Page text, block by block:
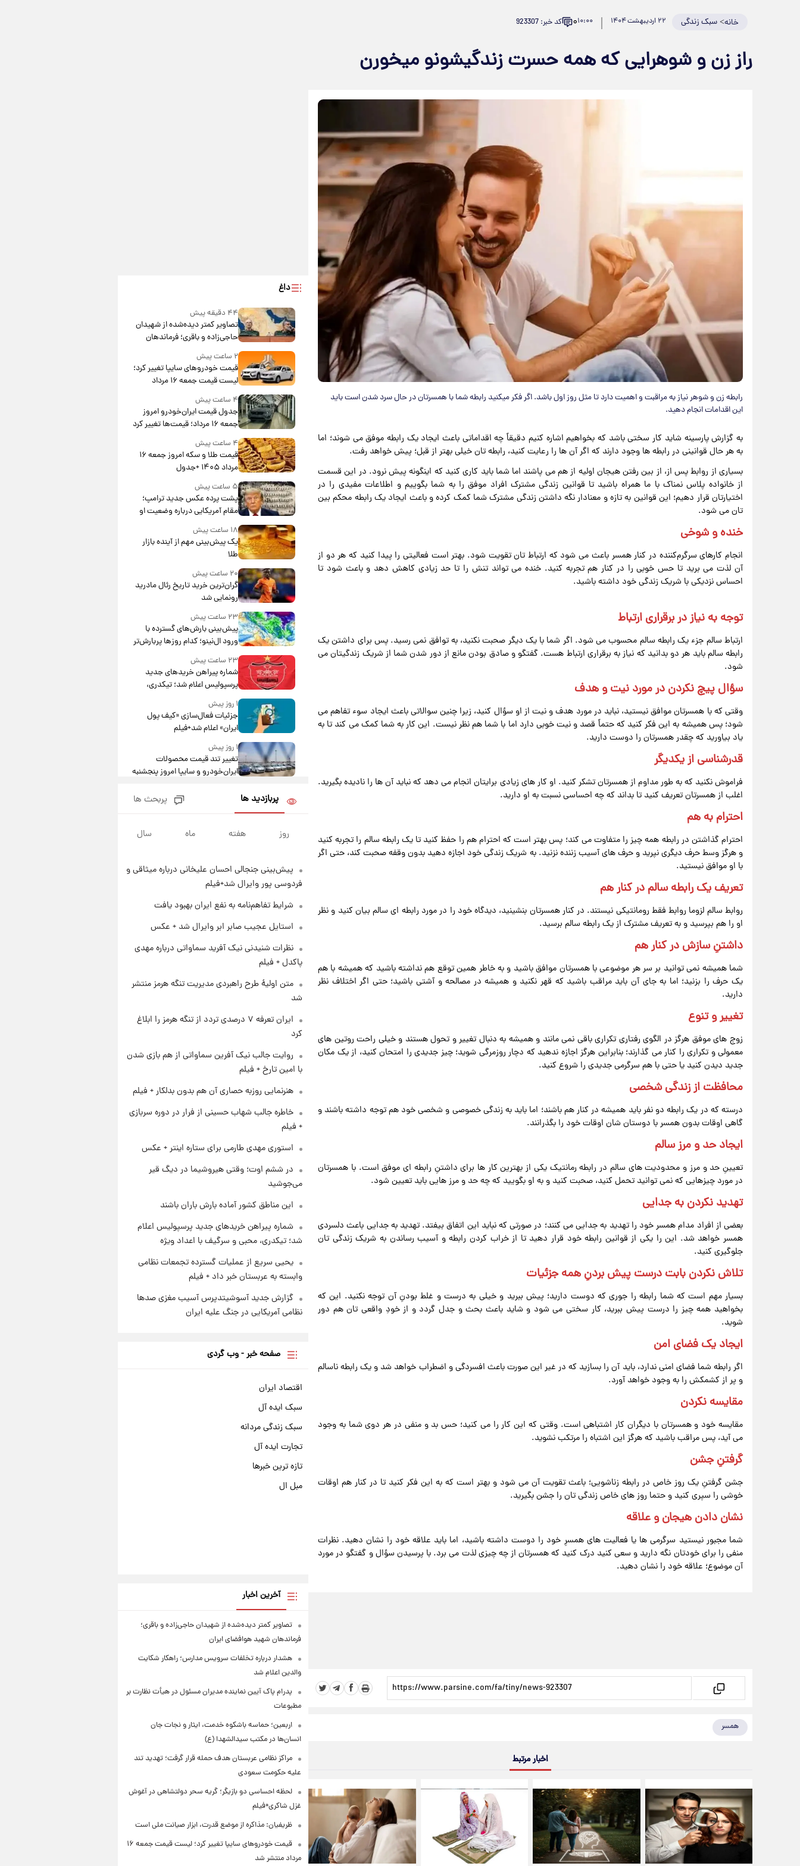
خانه>سبک زندگی ۲۲ اردیبهشت ۱۴۰۴ ۱۰:۰۰۰ کد خبر: 923307
راز زن و شوهرایی که همه حسرت زندگیشونو میخورن
رابطه زن و شوهر نیاز به مراقبت و اهمیت دارد تا مثل روز اول باشد. اگر فکر میکنید رابطه شما با همسرتان در حال سرد شدن است باید
این اقدامات انجام دهید.
به گزارش پارسینه شاید کار سختی باشد که بخواهیم اشاره کنیم دقیقاً چه اقداماتی باعث ایجاد یک رابطه موفق می شوند؛ اما
به هر حال قوانینی در رابطه ها وجود دارند که اگر آن ها را رعایت کنید، رابطه‌ تان خیلی بهتر از قبل؛ پیش خواهد رفت.
بسیاری از روابط پس از، از بین رفتن هیجان اولیه از هم می پاشند اما شما باید کاری کنید که اینگونه پیش نرود. در این قسمت
از خانواده پلاس نمناک با ما همراه باشید تا قوانین زندگی مشترک افراد موفق را به شما بگوییم و اطلاعات مفیدی را در
اختیارتان قرار دهیم؛ این قوانین به تازه و معنادار نگه داشتن زندگی مشترک شما کمک کرده و باعث ایجاد یک رابطه محکم بین
تان می شود.
خنده و شوخی
انجام کارهای سرگرم‌کننده در کنار همسر باعث می شود که ارتباط تان تقویت شود. بهتر است فعالیتی را پیدا کنید که هر دو از
آن لذت می برید تا حس خوبی را در کنار هم تجربه کنید. خنده می تواند تنش را تا حد زیادی کاهش دهد و باعث شود تا
احساس نزدیکی با شریک زندگی خود داشته باشید.
توجه به نیاز در برقراری ارتباط
ارتباط سالم جزء یک رابطه سالم محسوب می‌ شود. اگر شما با یک دیگر صحبت نکنید، به توافق نمی رسید. پس برای داشتن یک
رابطه سالم باید هر دو بدانید که نیاز به برقراری ارتباط هست. گفتگو و صادق بودن مانع از دور شدن شما از شریک زندگیتان می
شود.
سؤال پیچ نکردن در مورد نیت و هدف
وقتی که با همسرتان موافق نیستید، نباید در مورد هدف و نیت از او سؤال کنید، زیرا چنین سوالاتی باعث ایجاد سوء تفاهم می
شود؛ پس همیشه به این فکر کنید که حتماً قصد و نیت خوبی دارد اما با شما هم نظر نیست. این کار به شما کمک می کند تا به
یاد بیاورید که چقدر همسرتان را دوست دارید.
قدرشناسی از یکدیگر
فراموش نکنید که به طور مداوم از همسرتان تشکر کنید. او کار های زیادی برایتان انجام می ‌دهد که نباید آن ها را نادیده بگیرید.
اغلب از همسرتان تعریف کنید تا بداند که چه احساسی نسبت به او دارید.
احترام به هم
احترام گذاشتن در رابطه همه چیز را متفاوت می‌ کند؛ پس بهتر است که احترام هم را حفظ کنید تا یک رابطه سالم را تجربه کنید
و هرگز وسط حرف دیگری نپرید و حرف های آسیب‌ زننده نزنید. به شریک زندگی خود اجازه دهید بدون وقفه صحبت کند، حتی اگر
با او موافق نیستید.
تعریف یک رابطه سالم در کنار هم
روابط سالم لزوما روابط فقط رومانتیکی نیستند. در کنار همسرتان بنشینید، دیدگاه خود را در مورد رابطه ای سالم بیان کنید و نظر
او را هم بپرسید و به تعریف مشترک از یک رابطه سالم برسید.
داشتنِ سازش در کنار هم
شما همیشه نمی توانید بر سر هر موضوعی با همسرتان موافق باشید و به خاطر همین توقع هم نداشته باشید که همیشه با هم
یک حرف را بزنید؛ اما به جای آن باید مراقب باشید که قهر نکنید و همیشه در مصالحه و آشتی باشید؛ حتی اگر اختلاف نظر
دارید.
تغییر و تنوع
زوج های موفق هرگز در الگوی رفتاری تکراری باقی نمی مانند و همیشه به دنبال تغییر و تحول هستند و خیلی راحت روتین های
معمولی و تکراری را کنار می گذارند؛ بنابراین هرگز اجازه ندهید که دچار روزمرگی شوید؛ چیز جدیدی را امتحان کنید، از یک مکان
جدید دیدن کنید یا حتی با هم سرگرمی جدیدی را شروع کنید.
محافظت از زندگی شخصی
درسته که در یک رابطه دو نفر باید همیشه در کنار هم باشند؛ اما باید به زندگی خصوصی و شخصی خود هم توجه داشته باشند و
گاهی اوقات بدون همسر با دوستان شان اوقات خود را بگذرانند.
ایجاد حد و مرز سالم
تعیینِ حد و مرز و محدودیت های سالم‌ در رابطه رمانتیک یکی از بهترین کار ها برای داشتنِ رابطه ای موفق است. با همسرتان
در مورد چیزهایی که نمی توانید تحمل کنید، صحبت کنید و به او بگویید که چه حد و مرز هایی باید تعیین شود.
تهدید نکردن به جدایی
بعضی از افراد مدام همسر خود را تهدید به جدایی می کنند؛ در صورتی که نباید این اتفاق بیفتد. تهدید به جدایی باعث دلسردی
همسر خواهد شد. این را یکی از قوانین رابطه خود قرار دهید تا از خراب کردن رابطه و آسیب رساندن به شریک زندگی تان
جلوگیری کنید.
تلاش نکردن بابت درست پیش بردنِ همه جزئیات
بسیار مهم است که شما رابطه را جوری که دوست دارید؛ پیش ببرید و خیلی به درست و غلط بودنِ آن توجه نکنید. این که
بخواهید همه چیز را درست پیش ببرید، کار سختی می شود و شاید باعث بحث و جدل گردد و از خودِ واقعی تان هم دور
شوید.
ایجاد یک فضای امن
اگر رابطه شما فضای امنی ندارد، باید آن را بسازید که در غیر این صورت باعث افسردگی و اضطراب خواهد شد و یک رابطه ناسالم
و پر از کشمکش را به وجود خواهد آورد.
مقایسه نکردن
مقایسه خود و همسرتان با دیگران کار اشتباهی است. وقتی که این کار را می‌ کنید؛ حس بد و منفی در هر دوی شما به وجود
می آید، پس مراقب باشید که هرگز این اشتباه را مرتکب نشوید.
گرفتنِ جشن
جشن گرفتنِ یک روز خاص در رابطه زناشویی؛ باعث تقویت آن می‌ شود و بهتر است که به این فکر کنید تا در کنار هم اوقات
خوشی را سپری کنید و حتما روز های خاص زندگی تان را جشن بگیرید.
نشان دادن هیجان و علاقه
شما مجبور نیستید سرگرمی ها یا فعالیت های همسرِ خود را دوست داشته باشید، اما باید علاقه خود را نشان دهید. نظرات
منفی را برای خودتان نگه دارید و سعی کنید درک کنید که همسرتان از چه چیزی لذت می برد. با پرسیدن سؤال و گفتگو در مورد
آن موضوع؛ علاقه خود را نشان دهید.
همسر
اخبار مرتبط
داغ
۴۴ دقیقه پیش
تصاویر کمتر دیده‌شده از شهیدان
حاجی‌زاده و باقری؛ فرماندهان
۲ ساعت پیش
قیمت خودروهای سایپا تغییر کرد؛
لیست قیمت جمعه ۱۶ مرداد
منتشر شد
۴ ساعت پیش
جدول قیمت ایران‌خودرو امروز
جمعه ۱۶ مرداد؛ قیمت‌ها تغییر کرد
۴ ساعت پیش
قیمت طلا و سکه امروز جمعه ۱۶
مرداد ۱۴۰۵ +جدول
۵ ساعت پیش
پشت پرده عکس جدید ترامپ؛
مقام آمریکایی درباره وضعیت او
چه گفت؟
۱۸ ساعت پیش
یک پیش‌بینی مهم از آینده بازار
طلا
۲۰ ساعت پیش
گران‌ترین خرید تاریخ رئال مادرید
رونمایی شد
۲۳ ساعت پیش
پیش‌بینی بارش‌های گسترده با
ورود ال‌نینو؛ کدام روزها پربارش‌تر
۲۳ ساعت پیش
شماره پیراهن خریدهای جدید
پرسپولیس اعلام شد؛ تیکدری،
محبی و سرگیف با اعداد ویژه
۱ روز پیش
جزئیات فعال‌سازی «کیف پول
ایران» اعلام شد+فیلم
۱ روز پیش
تغییر تند قیمت محصولات
ایران‌خودرو و سایپا امروز پنجشنبه
قیمت طلا و سکه امروز پنجشنبه
۱۵ مرداد ۱۴۰۵
۱ روز پیش
۱ روز پیش
شرایط تازه فروش اقساطی سایپا
اعلام شد؛ شاهین، کوییک، اطلس،
جدول
سیگنال‌های جدید برای بازار طلا؛
پیش‌بینی قیمت سکه و طلا فردا
پربازدید ها پربحث ها
روز هفته ماه سال
پیش‌بینی جنجالی احسان علیخانی درباره میثاقی و
فردوسی پور وایرال شد+فیلم
شرایط تفاهم‌نامه به نفع ایران بهبود یافت
استایل عجیب صابر ابر وایرال شد + عکس
نظرات شنیدنی نیک آفرید سماواتی درباره مهدی
پاکدل + فیلم
متن اولیۀ طرح راهبردی مدیریت تنگه هرمز منتشر
شد
ایران تعرفه ۷ درصدی تردد از تنگه هرمز را ابلاغ
کرد
روایت جالب نیک آفرین سماواتی از هم بازی شدن
با امین تارخ + فیلم
هنرنمایی روزبه حصاری آن هم بدون بدلکار + فیلم
خاطره جالب شهاب حسینی از فرار در دوره سربازی
+ فیلم
استوری مهدی طارمی برای ستاره اینتر + عکس
در ششم اوت؛ وقتی هیروشیما در دیگ قیر
می‌جوشید
این مناطق کشور آماده بارش باران باشند
شماره پیراهن خریدهای جدید پرسپولیس اعلام
شد؛ تیکدری، محبی و سرگیف با اعداد ویژه
یحیی سریع از عملیات گسترده تجمعات نظامی
وابسته به عربستان خبر داد + فیلم
گزارش جدید آسوشیتدپرس آسیب مغزی صدها
نظامی آمریکایی در جنگ علیه ایران
صفحه خبر - وب گردی
اقتصاد ایران
سبک ایده آل
سبک زندگی مردانه
تجارت ایده آل
تازه ترین خبرها
مبل ال
آخرین اخبار
تصاویر کمتر دیده‌شده از شهیدان حاجی‌زاده و باقری؛
فرماندهان شهید هوافضای ایران
هشدار درباره تخلفات سرویس مدارس؛ راهکار شکایت
والدین اعلام شد
پدرام پاک آیین نماینده مدیران مسئول در هیأت نظارت بر
مطبوعات
اربعین؛ حماسه باشکوه خدمت، ایثار و نجات جان
انسان‌ها در مکتب سیدالشهدا (ع)
مراکز نظامی عربستان هدف حمله قرار گرفت؛ تهدید تند
علیه حکومت سعودی
لحظه احساسی دو بازیگر؛ گریه سحر دولتشاهی در آغوش
غزل شاکری+فیلم
ظریفیان: مذاکره از موضع قدرت، ابزار صیانت ملی است
قیمت خودروهای سایپا تغییر کرد؛ لیست قیمت جمعه ۱۶
مرداد منتشر شد